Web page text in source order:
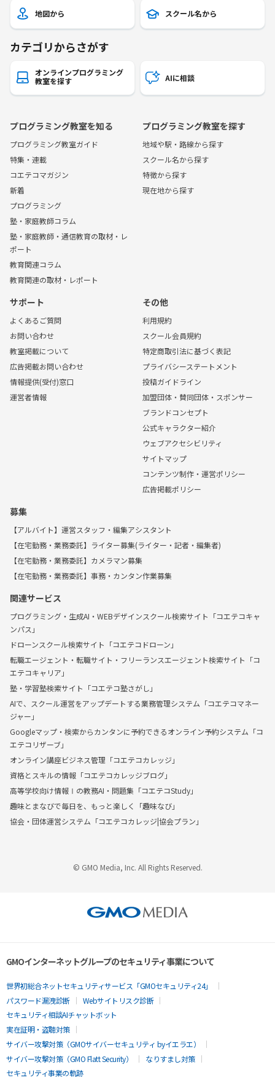
地図から スクール名から
カテゴリからさがす
オンラインプログラミング
教室を探す
AIに相談
プログラミング教室を知る
プログラミング教室ガイド
特集・連載
コエテコマガジン
新着
プログラミング
塾・家庭教師コラム
塾・家庭教師・通信教育の取材・レ
ポート
教育関連コラム
教育関連の取材・レポート
プログラミング教室を探す
地域や駅・路線から探す
スクール名から探す
特徴から探す
現在地から探す
サポート
よくあるご質問
お問い合わせ
教室掲載について
広告掲載お問い合わせ
情報提供(受付)窓口
運営者情報
その他
利用規約
スクール会員規約
特定商取引法に基づく表記
プライバシーステートメント
投稿ガイドライン
加盟団体・賛同団体・スポンサー
ブランドコンセプト
公式キャラクター紹介
ウェブアクセシビリティ
サイトマップ
コンテンツ制作・運営ポリシー
広告掲載ポリシー
募集
【アルバイト】運営スタッフ・編集アシスタント
【在宅勤務・業務委託】ライター募集(ライター・記者・編集者)
【在宅勤務・業務委託】カメラマン募集
【在宅勤務・業務委託】事務・カンタン作業募集
関連サービス
プログラミング・生成AI・WEBデザインスクール検索サイト「コエテコキャ
ンパス」
ドローンスクール検索サイト「コエテコドローン」
転職エージェント・転職サイト・フリーランスエージェント検索サイト「コ
エテコキャリア」
塾・学習塾検索サイト「コエテコ塾さがし」
AIで、スクール運営をアップデートする業務管理システム「コエテコマネー
ジャー」
Googleマップ・検索からカンタンに予約できるオンライン予約システム「コ
エテコリザーブ」
オンライン講座ビジネス管理「コエテコカレッジ」
資格とスキルの情報「コエテコカレッジブログ」
高等学校向け情報Ⅰの教務AI・問題集「コエテコStudy」
趣味とまなびで毎日を、もっと楽しく「趣味なび」
協会・団体運営システム「コエテコカレッジ|協会プラン」
© GMO Media, Inc. All Rights Reserved.
GMOインターネットグループのセキュリティ事業について
世界初総合ネットセキュリティサービス「GMOセキュリティ24」
パスワード漏洩診断
Webサイトリスク診断
セキュリティ相談AIチャットボット
実在証明・盗聴対策
サイバー攻撃対策（GMOサイバーセキュリティ byイエラエ）
サイバー攻撃対策（GMO Flatt Security）
なりすまし対策
セキュリティ事業の軌跡